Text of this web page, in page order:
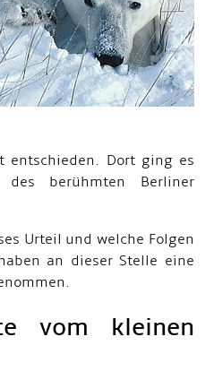
entschieden. Dort ging es
berühmten Berliner
Urteil und welche Folgen
an dieser Stelle eine
vom kleinen